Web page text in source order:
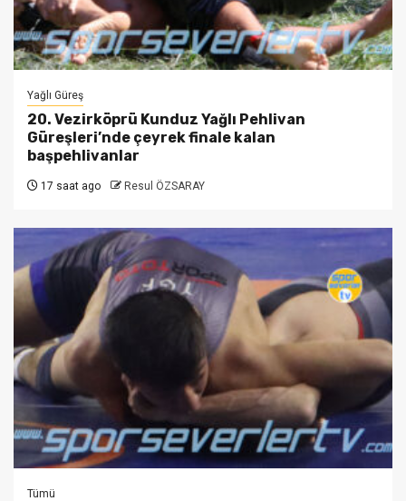
Yağlı Güreş
20. Vezirköprü Kunduz Yağlı Pehlivan
Güreşleri’nde çeyrek finale kalan
başpehlivanlar
17 saat ago Resul ÖZSARAY
Tümü